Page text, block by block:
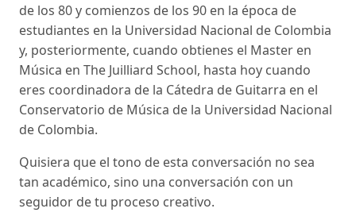
de los 80 y comienzos de los 90 en la época de
estudiantes en la Universidad Nacional de Colombia
y, posteriormente, cuando obtienes el Master en
Música en The Juilliard School, hasta hoy cuando
eres coordinadora de la Cátedra de Guitarra en el
Conservatorio de Música de la Universidad Nacional
de Colombia.
Quisiera que el tono de esta conversación no sea
tan académico, sino una conversación con un
seguidor de tu proceso creativo.